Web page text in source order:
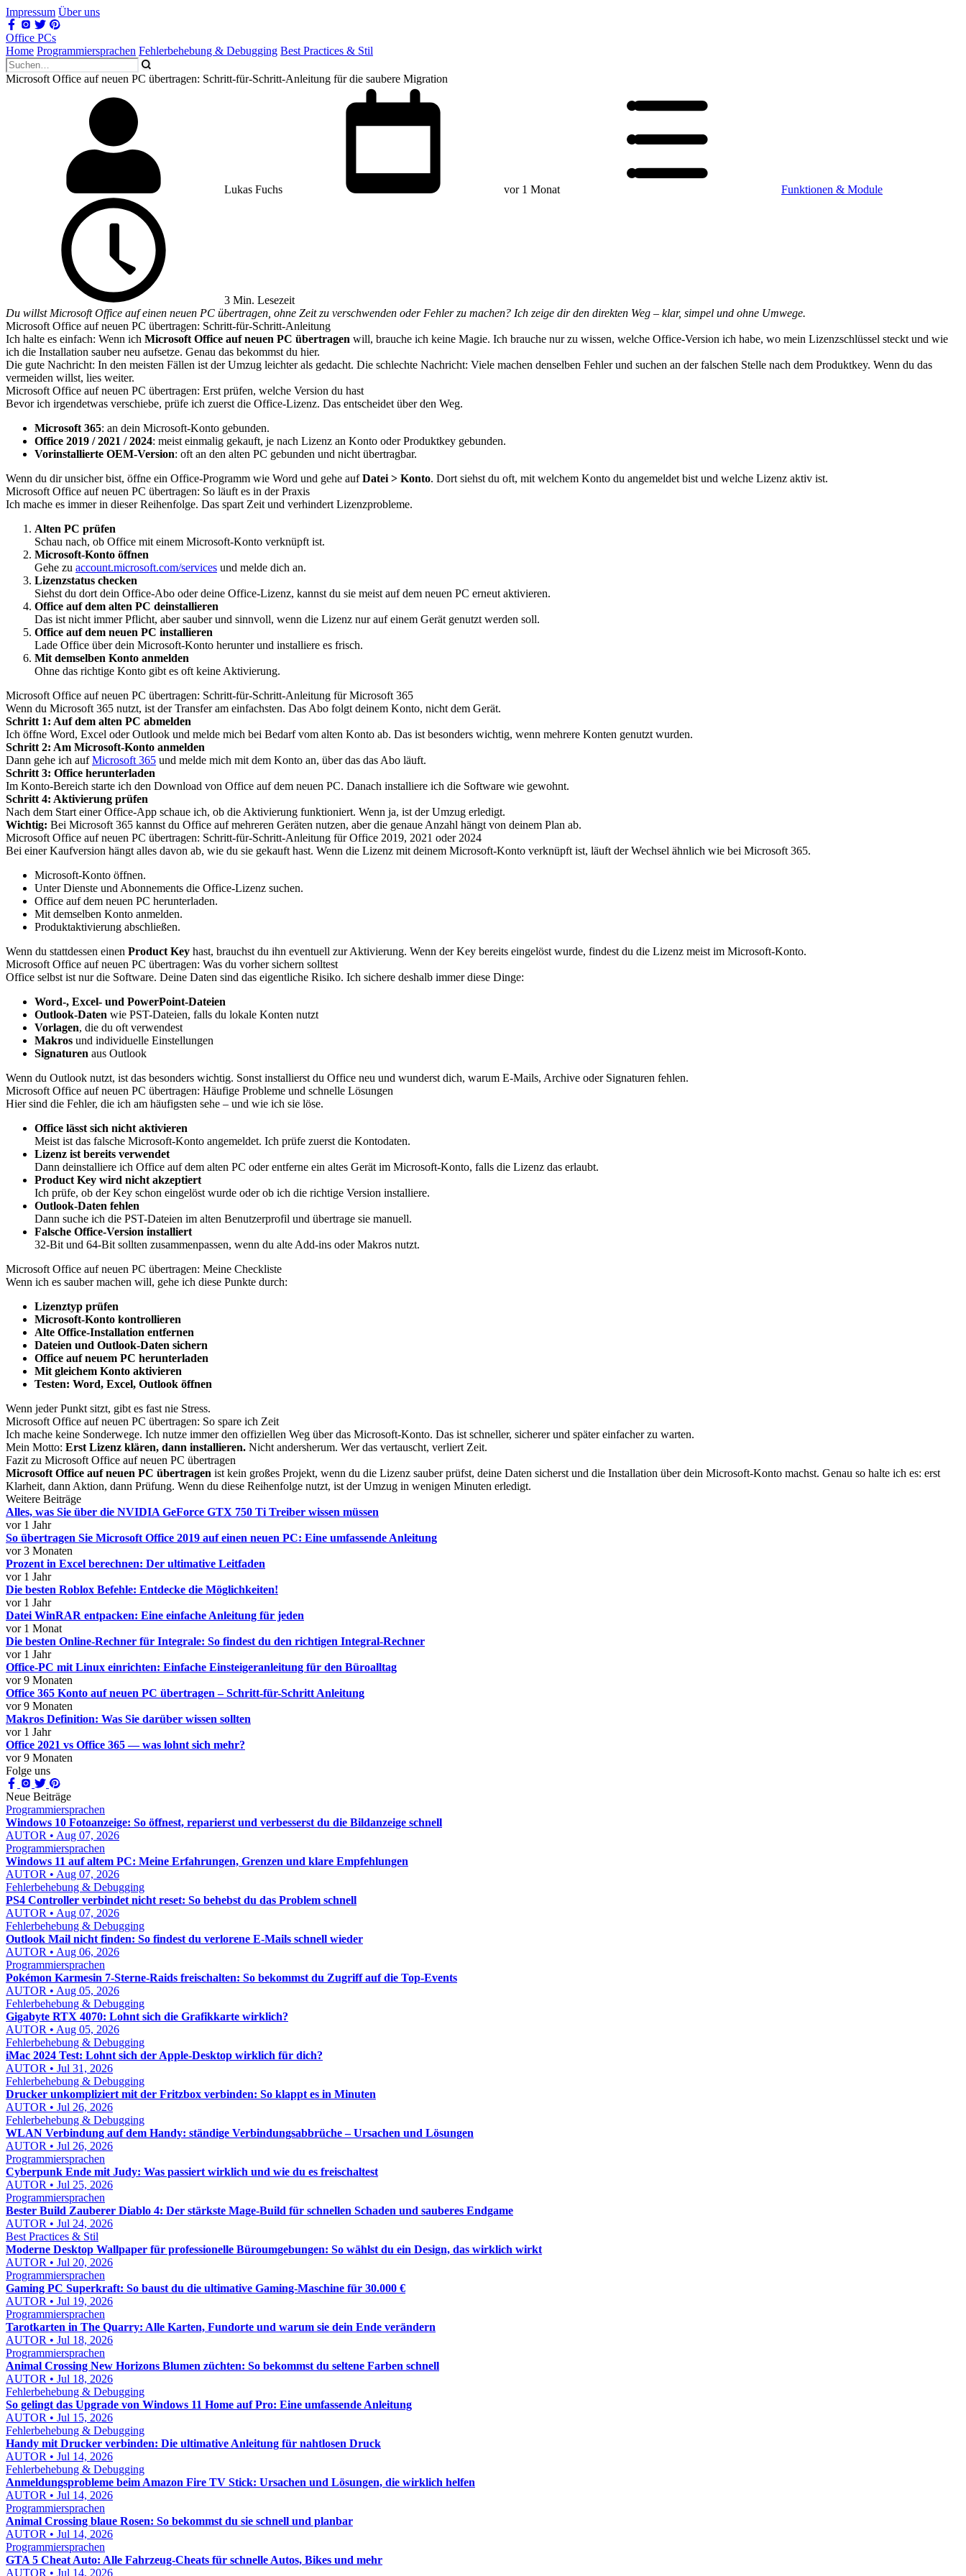
Impressum Über uns
Office PCs
Home Programmiersprachen Fehlerbehebung & Debugging Best Practices & Stil
Microsoft Office auf neuen PC übertragen: Schritt-für-Schritt-Anleitung für die saubere Migration
Lukas Fuchs vor 1 Monat Funktionen & Module
3 Min. Lesezeit
Du willst Microsoft Office auf einen neuen PC übertragen, ohne Zeit zu verschwenden oder Fehler zu machen? Ich zeige dir den direkten Weg – klar, simpel und ohne Umwege.
Microsoft Office auf neuen PC übertragen: Schritt-für-Schritt-Anleitung
Ich halte es einfach: Wenn ich Microsoft Office auf neuen PC übertragen will, brauche ich keine Magie. Ich brauche nur zu wissen, welche Office-Version ich habe, wo mein Lizenzschlüssel steckt und wie
ich die Installation sauber neu aufsetze. Genau das bekommst du hier.
Die gute Nachricht: In den meisten Fällen ist der Umzug leichter als gedacht. Die schlechte Nachricht: Viele machen denselben Fehler und suchen an der falschen Stelle nach dem Produktkey. Wenn du das
vermeiden willst, lies weiter.
Microsoft Office auf neuen PC übertragen: Erst prüfen, welche Version du hast
Bevor ich irgendetwas verschiebe, prüfe ich zuerst die Office-Lizenz. Das entscheidet über den Weg.
Microsoft 365: an dein Microsoft-Konto gebunden.
Office 2019 / 2021 / 2024: meist einmalig gekauft, je nach Lizenz an Konto oder Produktkey gebunden.
Vorinstallierte OEM-Version: oft an den alten PC gebunden und nicht übertragbar.
Wenn du dir unsicher bist, öffne ein Office-Programm wie Word und gehe aufDatei > Konto. Dort siehst du oft, mit welchem Konto du angemeldet bist und welche Lizenz aktiv ist.
Microsoft Office auf neuen PC übertragen: So läuft es in der Praxis
Ich mache es immer in dieser Reihenfolge. Das spart Zeit und verhindert Lizenzprobleme.
Alten PC prüfen
Schau nach, ob Office mit einem Microsoft-Konto verknüpft ist.
Microsoft-Konto öffnen
Gehe zu account.microsoft.com/services und melde dich an.
Lizenzstatus checken
Siehst du dort dein Office-Abo oder deine Office-Lizenz, kannst du sie meist auf dem neuen PC erneut aktivieren.
Office auf dem alten PC deinstallieren
Das ist nicht immer Pflicht, aber sauber und sinnvoll, wenn die Lizenz nur auf einem Gerät genutzt werden soll.
Office auf dem neuen PC installieren
Lade Office über dein Microsoft-Konto herunter und installiere es frisch.
Mit demselben Konto anmelden
Ohne das richtige Konto gibt es oft keine Aktivierung.
Microsoft Office auf neuen PC übertragen: Schritt-für-Schritt-Anleitung für Microsoft 365
Wenn du Microsoft 365 nutzt, ist der Transfer am einfachsten. Das Abo folgt deinem Konto, nicht dem Gerät.
Schritt 1: Auf dem alten PC abmelden
Ich öffne Word, Excel oder Outlook und melde mich bei Bedarf vom alten Konto ab. Das ist besonders wichtig, wenn mehrere Konten genutzt wurden.
Schritt 2: Am Microsoft-Konto anmelden
Dann gehe ich aufMicrosoft 365 und melde mich mit dem Konto an, über das das Abo läuft.
Schritt 3: Office herunterladen
Im Konto-Bereich starte ich den Download von Office auf dem neuen PC. Danach installiere ich die Software wie gewohnt.
Schritt 4: Aktivierung prüfen
Nach dem Start einer Office-App schaue ich, ob die Aktivierung funktioniert. Wenn ja, ist der Umzug erledigt.
Wichtig: Bei Microsoft 365 kannst du Office auf mehreren Geräten nutzen, aber die genaue Anzahl hängt von deinem Plan ab.
Microsoft Office auf neuen PC übertragen: Schritt-für-Schritt-Anleitung für Office 2019, 2021 oder 2024
Bei einer Kaufversion hängt alles davon ab, wie du sie gekauft hast. Wenn die Lizenz mit deinem Microsoft-Konto verknüpft ist, läuft der Wechsel ähnlich wie bei Microsoft 365.
Microsoft-Konto öffnen.
Unter Dienste und Abonnements die Office-Lizenz suchen.
Office auf dem neuen PC herunterladen.
Mit demselben Konto anmelden.
Produktaktivierung abschließen.
Wenn du stattdessen einen Product Key hast, brauchst du ihn eventuell zur Aktivierung. Wenn der Key bereits eingelöst wurde, findest du die Lizenz meist im Microsoft-Konto.
Microsoft Office auf neuen PC übertragen: Was du vorher sichern solltest
Office selbst ist nur die Software. Deine Daten sind das eigentliche Risiko. Ich sichere deshalb immer diese Dinge:
Word-, Excel- und PowerPoint-Dateien
Outlook-Daten wie PST-Dateien, falls du lokale Konten nutzt
Vorlagen, die du oft verwendest
Makros und individuelle Einstellungen
Signaturen aus Outlook
Wenn du Outlook nutzt, ist das besonders wichtig. Sonst installierst du Office neu und wunderst dich, warum E-Mails, Archive oder Signaturen fehlen.
Microsoft Office auf neuen PC übertragen: Häufige Probleme und schnelle Lösungen
Hier sind die Fehler, die ich am häufigsten sehe – und wie ich sie löse.
Office lässt sich nicht aktivieren
Meist ist das falsche Microsoft-Konto angemeldet. Ich prüfe zuerst die Kontodaten.
Lizenz ist bereits verwendet
Dann deinstalliere ich Office auf dem alten PC oder entferne ein altes Gerät im Microsoft-Konto, falls die Lizenz das erlaubt.
Product Key wird nicht akzeptiert
Ich prüfe, ob der Key schon eingelöst wurde oder ob ich die richtige Version installiere.
Outlook-Daten fehlen
Dann suche ich die PST-Dateien im alten Benutzerprofil und übertrage sie manuell.
Falsche Office-Version installiert
32-Bit und 64-Bit sollten zusammenpassen, wenn du alte Add-ins oder Makros nutzt.
Microsoft Office auf neuen PC übertragen: Meine Checkliste
Wenn ich es sauber machen will, gehe ich diese Punkte durch:
Lizenztyp prüfen
Microsoft-Konto kontrollieren
Alte Office-Installation entfernen
Dateien und Outlook-Daten sichern
Office auf neuem PC herunterladen
Mit gleichem Konto aktivieren
Testen: Word, Excel, Outlook öffnen
Wenn jeder Punkt sitzt, gibt es fast nie Stress.
Microsoft Office auf neuen PC übertragen: So spare ich Zeit
Ich mache keine Sonderwege. Ich nutze immer den offiziellen Weg über das Microsoft-Konto. Das ist schneller, sicherer und später einfacher zu warten.
Mein Motto: Erst Lizenz klären, dann installieren. Nicht andersherum. Wer das vertauscht, verliert Zeit.
Fazit zu Microsoft Office auf neuen PC übertragen
Microsoft Office auf neuen PC übertragen ist kein großes Projekt, wenn du die Lizenz sauber prüfst, deine Daten sicherst und die Installation über dein Microsoft-Konto machst. Genau so halte ich es: erst
Klarheit, dann Aktion, dann Prüfung. Wenn du diese Reihenfolge nutzt, ist der Umzug in wenigen Minuten erledigt.
Weitere Beiträge
Alles, was Sie über die NVIDIA GeForce GTX 750 Ti Treiber wissen müssen
vor 1 Jahr
So übertragen Sie Microsoft Office 2019 auf einen neuen PC: Eine umfassende Anleitung
vor 3 Monaten
Prozent in Excel berechnen: Der ultimative Leitfaden
vor 1 Jahr
Die besten Roblox Befehle: Entdecke die Möglichkeiten!
vor 1 Jahr
Datei WinRAR entpacken: Eine einfache Anleitung für jeden
vor 1 Monat
Die besten Online-Rechner für Integrale: So findest du den richtigen Integral-Rechner
vor 1 Jahr
Office-PC mit Linux einrichten: Einfache Einsteigeranleitung für den Büroalltag
vor 9 Monaten
Office 365 Konto auf neuen PC übertragen – Schritt-für-Schritt Anleitung
vor 9 Monaten
Makros Definition: Was Sie darüber wissen sollten
vor 1 Jahr
Office 2021 vs Office 365 — was lohnt sich mehr?
vor 9 Monaten
Folge uns
Neue Beiträge
Programmiersprachen
Windows 10 Fotoanzeige: So öffnest, reparierst und verbesserst du die Bildanzeige schnell
AUTOR • Aug 07, 2026
Programmiersprachen
Windows 11 auf altem PC: Meine Erfahrungen, Grenzen und klare Empfehlungen
AUTOR • Aug 07, 2026
Fehlerbehebung & Debugging
PS4 Controller verbindet nicht reset: So behebst du das Problem schnell
AUTOR • Aug 07, 2026
Fehlerbehebung & Debugging
Outlook Mail nicht finden: So findest du verlorene E-Mails schnell wieder
AUTOR • Aug 06, 2026
Programmiersprachen
Pokémon Karmesin 7-Sterne-Raids freischalten: So bekommst du Zugriff auf die Top-Events
AUTOR • Aug 05, 2026
Fehlerbehebung & Debugging
Gigabyte RTX 4070: Lohnt sich die Grafikkarte wirklich?
AUTOR • Aug 05, 2026
Fehlerbehebung & Debugging
iMac 2024 Test: Lohnt sich der Apple-Desktop wirklich für dich?
AUTOR • Jul 31, 2026
Fehlerbehebung & Debugging
Drucker unkompliziert mit der Fritzbox verbinden: So klappt es in Minuten
AUTOR • Jul 26, 2026
Fehlerbehebung & Debugging
WLAN Verbindung auf dem Handy: ständige Verbindungsabbrüche – Ursachen und Lösungen
AUTOR • Jul 26, 2026
Programmiersprachen
Cyberpunk Ende mit Judy: Was passiert wirklich und wie du es freischaltest
AUTOR • Jul 25, 2026
Programmiersprachen
Bester Build Zauberer Diablo 4: Der stärkste Mage-Build für schnellen Schaden und sauberes Endgame
AUTOR • Jul 24, 2026
Best Practices & Stil
Moderne Desktop Wallpaper für professionelle Büroumgebungen: So wählst du ein Design, das wirklich wirkt
AUTOR • Jul 20, 2026
Programmiersprachen
Gaming PC Superkraft: So baust du die ultimative Gaming-Maschine für 30.000 €
AUTOR • Jul 19, 2026
Programmiersprachen
Tarotkarten in The Quarry: Alle Karten, Fundorte und warum sie dein Ende verändern
AUTOR • Jul 18, 2026
Programmiersprachen
Animal Crossing New Horizons Blumen züchten: So bekommst du seltene Farben schnell
AUTOR • Jul 18, 2026
Fehlerbehebung & Debugging
So gelingt das Upgrade von Windows 11 Home auf Pro: Eine umfassende Anleitung
AUTOR • Jul 15, 2026
Fehlerbehebung & Debugging
Handy mit Drucker verbinden: Die ultimative Anleitung für nahtlosen Druck
AUTOR • Jul 14, 2026
Fehlerbehebung & Debugging
Anmeldungsprobleme beim Amazon Fire TV Stick: Ursachen und Lösungen, die wirklich helfen
AUTOR • Jul 14, 2026
Programmiersprachen
Animal Crossing blaue Rosen: So bekommst du sie schnell und planbar
AUTOR • Jul 14, 2026
Programmiersprachen
GTA 5 Cheat Auto: Alle Fahrzeug-Cheats für schnelle Autos, Bikes und mehr
AUTOR • Jul 14, 2026